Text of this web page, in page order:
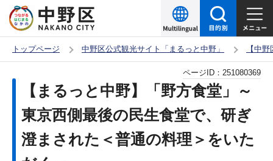
の
ー
トップページ 中野区公式観光サイト「まるっと中野」 【中
【まるっと中野】「野方食堂」～
東京西側最後の民生食堂で、研ぎ
澄まされた＜普通の料理＞をいた
ページID： 251080369